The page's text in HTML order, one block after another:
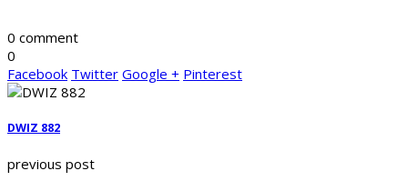
0 comment
0
Facebook Twitter Google + Pinterest
DWIZ 882
previous post